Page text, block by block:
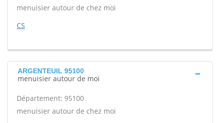
menuisier autour de chez moi
CS
ARGENTEUIL 95100
menuisier autour de moi
Département: 95100
menuisier autour de chez moi